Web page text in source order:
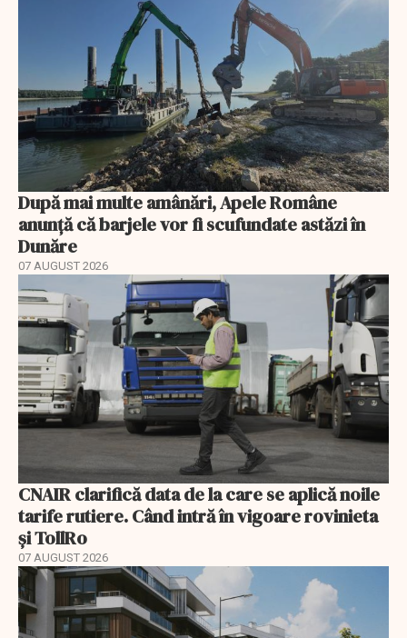
După mai multe amânări, Apele Române
anunță că barjele vor fi scufundate astăzi în
Dunăre
07 AUGUST 2026
CNAIR clarifică data de la care se aplică noile
tarife rutiere. Când intră în vigoare rovinieta
și TollRo
07 AUGUST 2026